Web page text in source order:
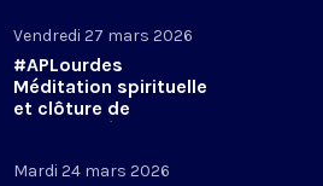
Vendredi 27 mars 2026
#APLourdes
Méditation spirituelle
et clôture de
l’Assemblée des
mars 2026
Mardi 24 mars 2026